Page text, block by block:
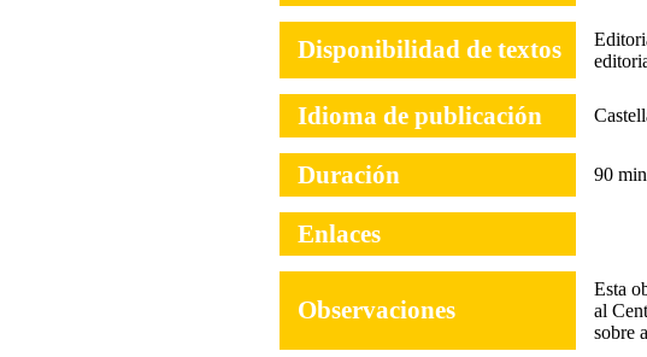
Disponibilidad de textos
Idioma de publicación
Duración 90
Enlaces
Observaciones
Esta
al
sobre